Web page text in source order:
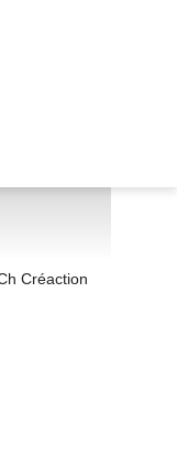
Créaction